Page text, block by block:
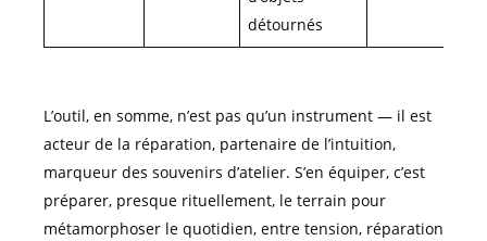
détournés
L’outil, en somme, n’est pas qu’un instrument — il est
acteur de la réparation, partenaire de l’intuition,
marqueur des souvenirs d’atelier. S’en équiper, c’est
préparer, presque rituellement, le terrain pour
métamorphoser le quotidien, entre tension, réparation